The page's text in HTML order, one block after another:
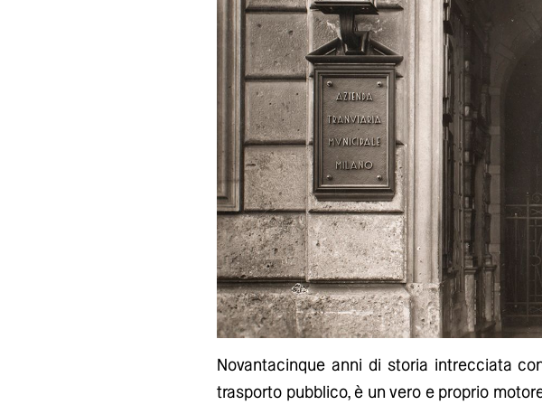
Novantacinque anni di storia intrecciata
trasporto pubblico, è un vero e proprio